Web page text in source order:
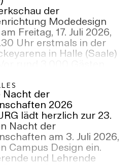
der
Modedesign
Freitag, 17. Juli 2026,
Uhr erstmals in der
in Halle (Saale)
in eine Bühne für
Film, Performance und
Inszenierungen.
Nacht der
2026
lädt herzlich zur 23.
Nacht der
am 3. Juli 2026,
Campus Design ein.
und Lehrende